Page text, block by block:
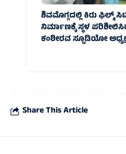
ಶಿವಮೊಗ್ಗದಲ್ಲಿ ಕಿರು ಫಿಲ್ಮ್
ನಿರ್ಮಾಣಕ್ಕೆ ಸ್ಥಳ
ಕಂಠೀರವ ಸ್ಟೂಡಿಯೋ
Share This Article